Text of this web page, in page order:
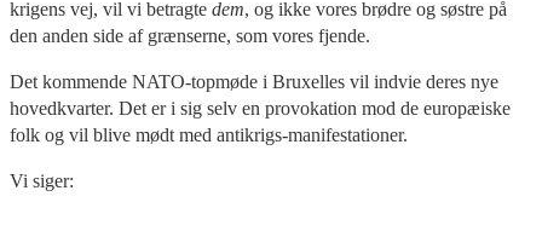
krigens vej, vil vi betragte dem, og ikke vores brødre og søstre på
den anden side af grænserne, som vores fjende.
Det kommende NATO-topmøde i Bruxelles vil indvie deres nye
hovedkvarter. Det er i sig selv en provokation mod de europæiske
folk og vil blive mødt med antikrigs-manifestationer.
Vi siger: